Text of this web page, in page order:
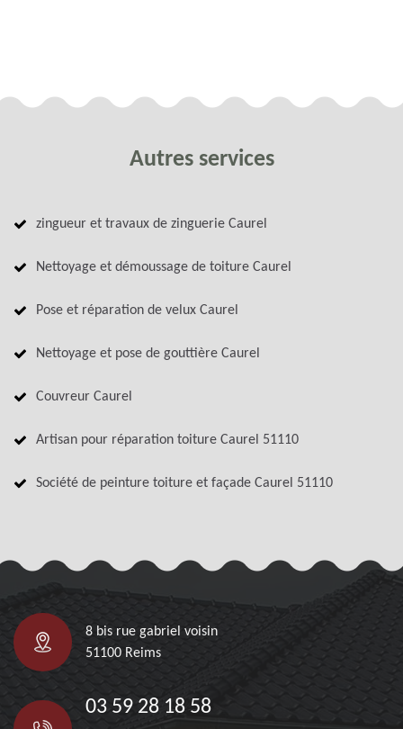
Autres services
zingueur et travaux de zinguerie Caurel
Nettoyage et démoussage de toiture Caurel
Pose et réparation de velux Caurel
Nettoyage et pose de gouttière Caurel
Couvreur Caurel
Artisan pour réparation toiture Caurel 51110
Société de peinture toiture et façade Caurel 51110
8 bis rue gabriel voisin
51100 Reims
03 59 28 18 58